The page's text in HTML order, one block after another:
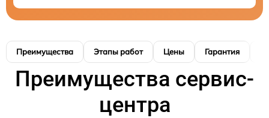
Преимущества Этапы работ Цены Гарантия
Преимущества сервис-
центра